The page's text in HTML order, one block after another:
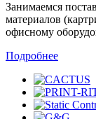
Занимаемся
материалов
офисному
Подробнее